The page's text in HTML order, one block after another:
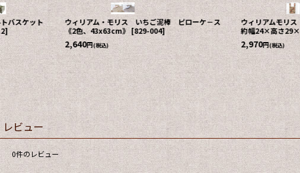
ウィリアムモリス いちご泥棒 ゴブラン織り玄
関マット《2色、60x90cm、ベルギー製》[846-
050
14,300 円 (税込)
ウィリアムモリス パッチワーク
収納 エコバッグ《1柄のみ、約
37cm》 [984-173]
1,870 円(税込)
レビュー
0件のレビュー